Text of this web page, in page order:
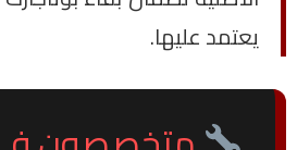
يعتمد عليها.